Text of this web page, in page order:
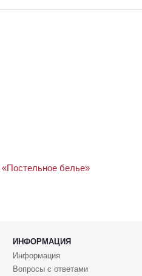
«Постельное белье»
ИНФОРМАЦИЯ
Информация
Вопросы с ответами